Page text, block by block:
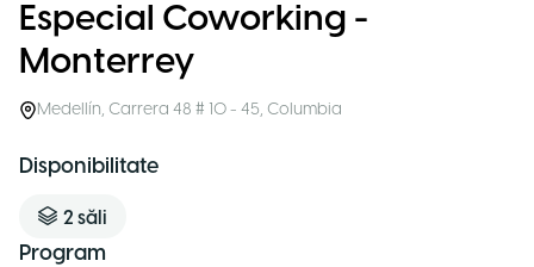
Especial Coworking -
Monterrey
Medellín, Carrera 48 # 10 - 45, Columbia
Disponibilitate
2 săli
Program